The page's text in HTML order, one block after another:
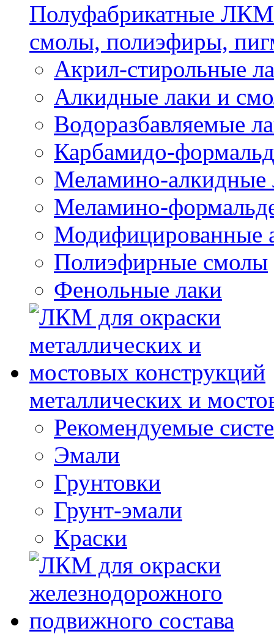
Полуфабрикатные ЛКМ
смолы, полиэфиры,
Акрил-стирольные
Алкидные лаки и
Водоразбавляемые
Карбамидо-
Меламино-алкидные
Меламино-
Модифицированные
Полиэфирные смолы
Фенольные лаки
металлических и
Рекомендуемые
Эмали
Грунтовки
Грунт-эмали
Краски